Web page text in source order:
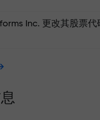
Inc. 更改其股票代